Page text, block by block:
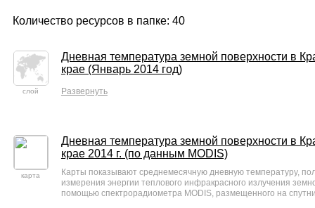
Количество ресурсов в папке: 40
слой
Дневная температура земной поверхности в
крае (Январь 2014 год)
Развернуть
карта
Дневная температура земной поверхности в
крае 2014 г. (по данным MODIS)
Карты показывают среднемесячную дневную температуру,
измерения энергии теплового инфракрасного излучения
помощью спектрорадиометра MODIS, размещенного на